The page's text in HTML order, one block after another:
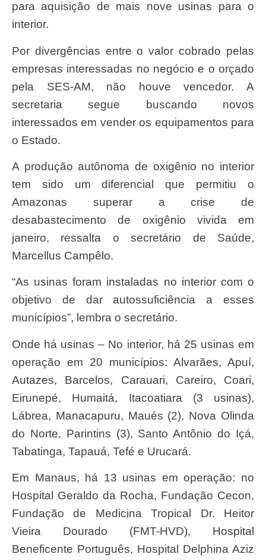
para aquisição de mais nove usinas para o
interior.
Por divergências entre o valor cobrado pelas
empresas interessadas no negócio e o orçado
pela SES-AM, não houve vencedor. A
secretaria segue buscando novos
interessados em vender os equipamentos para
o Estado.
A produção autônoma de oxigênio no interior
tem sido um diferencial que permitiu o
Amazonas superar a crise de
desabastecimento de oxigênio vivida em
janeiro, ressalta o secretário de Saúde,
Marcellus Campêlo.
“As usinas foram instaladas no interior com o
objetivo de dar autossuficiência a esses
municípios”, lembra o secretário.
Onde há usinas – No interior, há 25 usinas em
operação em 20 municípios: Alvarães, Apuí,
Autazes, Barcelos, Carauari, Careiro, Coari,
Eirunepé, Humaitá, Itacoatiara (3 usinas),
Lábrea, Manacapuru, Maués (2), Nova Olinda
do Norte, Parintins (3), Santo Antônio do Içá,
Tabatinga, Tapauá, Tefé e Urucará.
Em Manaus, há 13 usinas em operação: no
Hospital Geraldo da Rocha, Fundação Cecon,
Fundação de Medicina Tropical Dr. Heitor
Vieira Dourado (FMT-HVD), Hospital
Beneficente Português, Hospital Delphina Aziz